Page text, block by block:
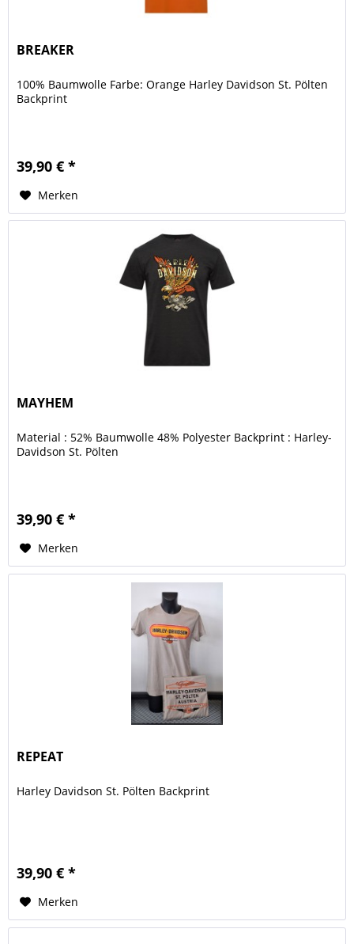
BREAKER
100% Baumwolle Farbe: Orange Harley Davidson St. Pölten
Backprint
39,90 € *
Merken
MAYHEM
Material : 52% Baumwolle 48% Polyester Backprint : Harley-
Davidson St. Pölten
39,90 € *
Merken
REPEAT
Harley Davidson St. Pölten Backprint
39,90 € *
Merken